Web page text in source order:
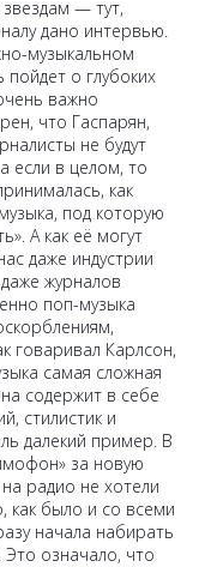
— тут,
дано интервью.
музыкальном
о глубоких
важно
что Гаспарян,
не будут
если в целом, то
как
под которую
А как её могут
даже индустрии
журналов
поп-музыка
говаривал Карлсон,
самая сложная
содержит в себе
стилистик и
далекий пример. В
за новую
радио не хотели
как было и со всеми
начала набирать
означало, что